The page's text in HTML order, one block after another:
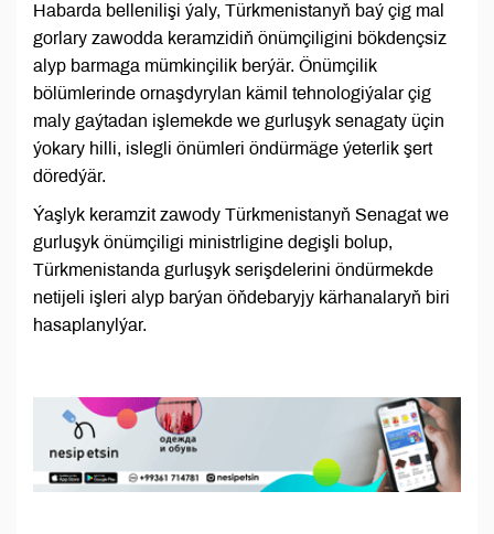
Habarda bellenilişi ýaly, Türkmenistanyň baý çig mal
gorlary zawodda keramzidiň önümçiligini bökdençsiz
alyp barmaga mümkinçilik berýär. Önümçilik
bölümlerinde ornaşdyrylan kämil tehnologiýalar çig
maly gaýtadan işlemekde we gurluşyk senagaty üçin
ýokary hilli, islegli önümleri öndürmäge ýeterlik şert
döredýär.
Ýaşlyk keramzit zawody Türkmenistanyň Senagat we
gurluşyk önümçiligi ministrligine degişli bolup,
Türkmenistanda gurluşyk serişdelerini öndürmekde
netijeli işleri alyp barýan öňdebaryjy kärhanalaryň biri
hasaplanylýar.